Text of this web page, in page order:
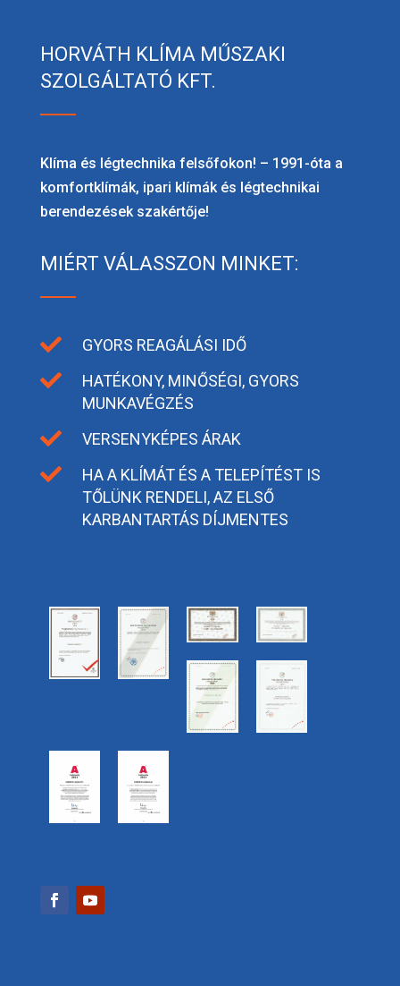
HORVÁTH KLÍMA MŰSZAKI
SZOLGÁLTATÓ KFT.
Klíma és légtechnika felsőfokon! – 1991-óta a
komfortklímák, ipari klímák és légtechnikai
berendezések szakértője!
MIÉRT VÁLASSZON MINKET:
 GYORS REAGÁLÁSI IDŐ

HATÉKONY, MINŐSÉGI, GYORS
MUNKAVÉGZÉS
 VERSENYKÉPES ÁRAK

HA A KLÍMÁT ÉS A TELEPÍTÉST IS
TŐLÜNK RENDELI, AZ ELSŐ
KARBANTARTÁS DÍJMENTES